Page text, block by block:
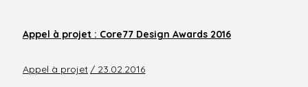
Appel à projet : Core77 Design Awards 2016
Appel à projet / 23.02.2016